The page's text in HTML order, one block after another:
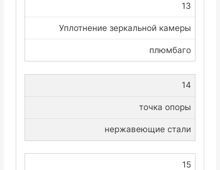
13
Уплотнение зеркальной камеры
плюмбаго
14
точка опоры
нержавеющие стали
15